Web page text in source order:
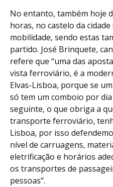
No entanto, também hoje
horas, no castelo da
mobilidade, sendo estas
partido. José Brinquete,
refere que “uma das
vista ferroviário, é a
Elvas-Lisboa, porque se
só tem um comboio por
seguinte, o que obriga a
transporte ferroviário,
Lisboa, por isso
nível de carruagens,
eletrificação e horários
os transportes de
pessoas”.